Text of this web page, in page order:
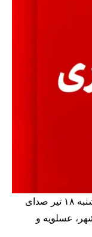
رسانه‌های ایران گزارش دادند که ظهر پنجشنبه ۱۸ تیر صدای
عسلویه و